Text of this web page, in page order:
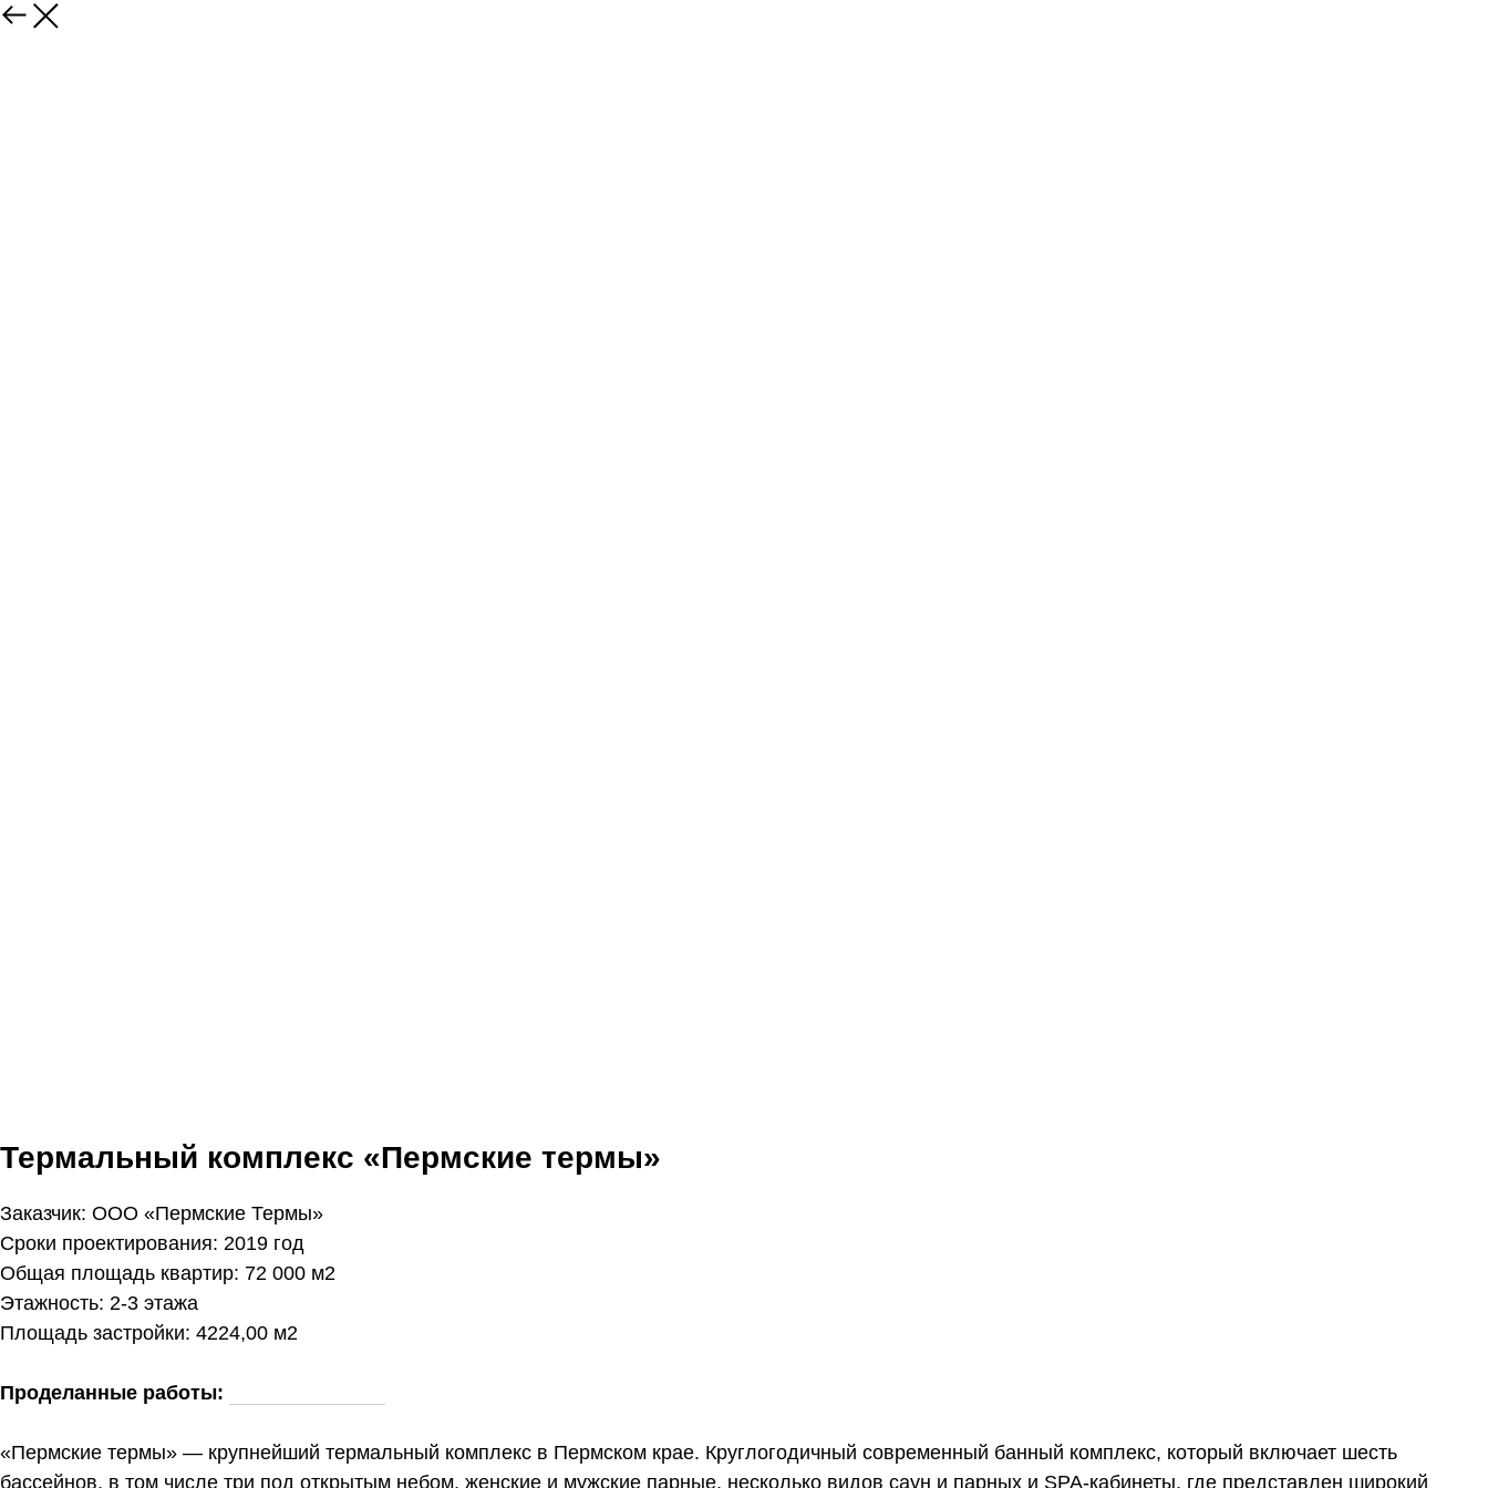
Термальный комплекс «Пермские термы»
Заказчик: ООО «Пермские Термы»
Сроки проектирования: 2019 год
Общая площадь квартир: 72 000 м2
Этажность: 2-3 этажа
Площадь застройки: 4224,00 м2
Проделанные работы:
«Пермские термы» — крупнейший термальный комплекс в Пермском крае. Круглогодичный современный банный комплекс, который включает шесть
бассейнов, в том числе три под открытым небом, женские и мужские парные, несколько видов саун и парных и SPA-кабинеты, где представлен широкий